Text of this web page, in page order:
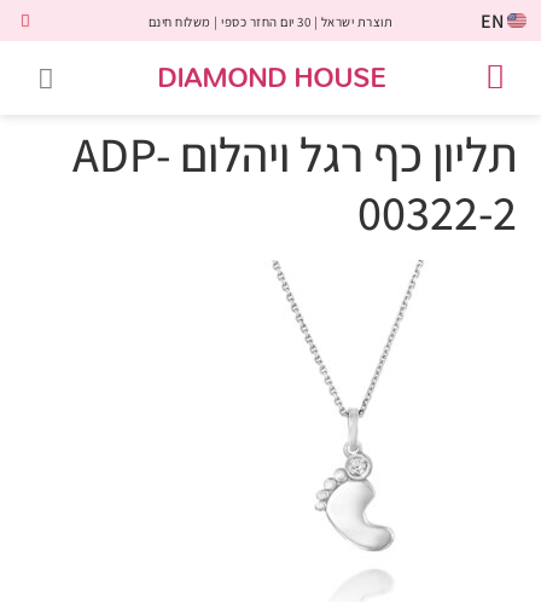
EN תוצרת ישראל | 30 יום החזר כספי | משלוח חינם
DIAMOND HOUSE
תליון כף רגל ויהלום ADP-
00322-2